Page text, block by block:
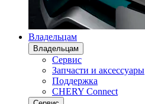
Владельцам
Владельцам
Сервис
Запчасти и аксессуары
Поддержка
CHERY Connect